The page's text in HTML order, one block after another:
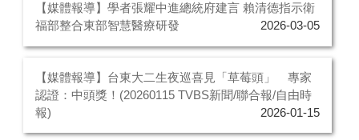
【媒體報導】學者張耀中進總統府建言 賴清德指示衛
福部整合東部智慧醫療研發
2026-03-05
【媒體報導】台東大二生夜巡喜見「草莓頭」 專家
認證：中頭獎！(20260115 TVBS新聞/聯合報/自由時
報)
2026-01-15